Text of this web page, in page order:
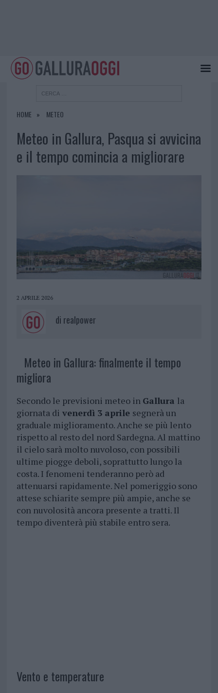
HOME METEO
Meteo in Gallura, Pasqua si avvicina
e il tempo comincia a migliorare
2 APRILE 2026
di realpower
Meteo in Gallura: finalmente il tempo
migliora
Secondo le previsioni meteo in Gallura la
giornata di venerdì 3 aprile segnerà un
graduale miglioramento. Anche se più lento
rispetto al resto del nord Sardegna. Al mattino
il cielo sarà molto nuvoloso, con possibili
ultime piogge deboli, soprattutto lungo la
costa. I fenomeni tenderanno però ad
attenuarsi rapidamente. Nel pomeriggio sono
attese schiarite sempre più ampie, anche se
con nuvolosità ancora presente a tratti. Il
tempo diventerà più stabile entro sera.
Vento e temperature